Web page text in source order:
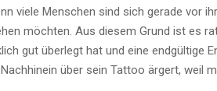
viele Menschen sind sich gerade vor
möchten. Aus diesem Grund ist es
gut überlegt hat und eine endgültige
über sein Tattoo ärgert, weil